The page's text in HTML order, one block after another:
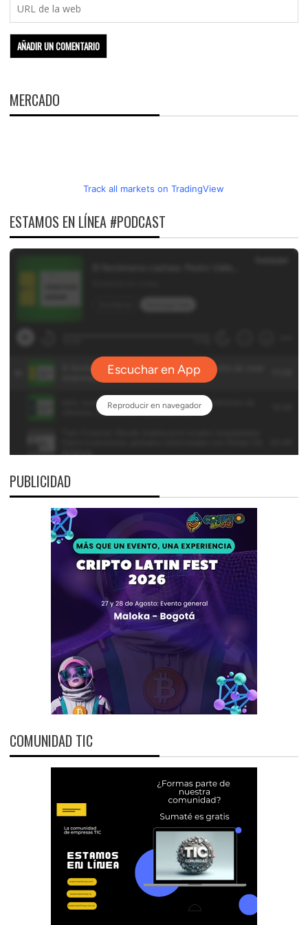
MERCADO
Track all markets on TradingView
ESTAMOS EN LÍNEA #PODCAST
PUBLICIDAD
COMUNIDAD TIC